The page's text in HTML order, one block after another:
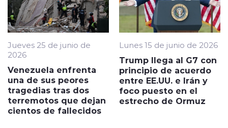
Jueves 25 de junio de
2026
Venezuela enfrenta
una de sus peores
tragedias tras dos
terremotos que dejan
cientos de fallecidos
Lunes 15 de junio de 2026
Trump llega al G7 con
principio de acuerdo
entre EE.UU. e Irán y
foco puesto en el
estrecho de Ormuz